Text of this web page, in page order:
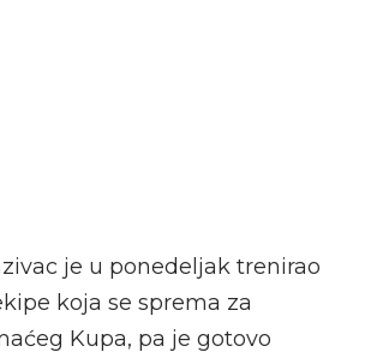
je u ponedeljak trenirao
koja se sprema za
Kupa, pa je gotovo